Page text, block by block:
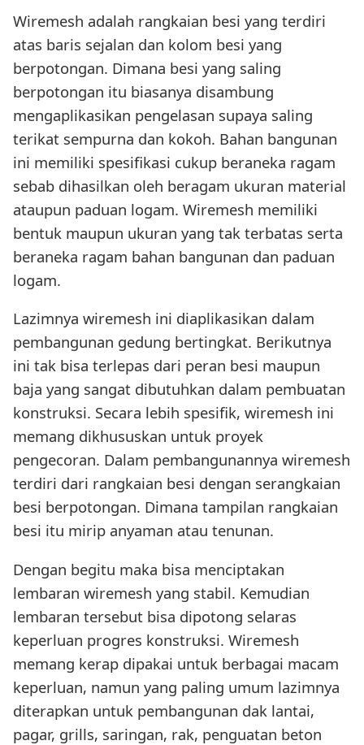
Wiremesh adalah rangkaian besi yang terdiri
atas baris sejalan dan kolom besi yang
berpotongan. Dimana besi yang saling
berpotongan itu biasanya disambung
mengaplikasikan pengelasan supaya saling
terikat sempurna dan kokoh. Bahan bangunan
ini memiliki spesifikasi cukup beraneka ragam
sebab dihasilkan oleh beragam ukuran material
ataupun paduan logam. Wiremesh memiliki
bentuk maupun ukuran yang tak terbatas serta
beraneka ragam bahan bangunan dan paduan
logam.
Lazimnya wiremesh ini diaplikasikan dalam
pembangunan gedung bertingkat. Berikutnya
ini tak bisa terlepas dari peran besi maupun
baja yang sangat dibutuhkan dalam pembuatan
konstruksi. Secara lebih spesifik, wiremesh ini
memang dikhususkan untuk proyek
pengecoran. Dalam pembangunannya wiremesh
terdiri dari rangkaian besi dengan serangkaian
besi berpotongan. Dimana tampilan rangkaian
besi itu mirip anyaman atau tenunan.
Dengan begitu maka bisa menciptakan
lembaran wiremesh yang stabil. Kemudian
lembaran tersebut bisa dipotong selaras
keperluan progres konstruksi. Wiremesh
memang kerap dipakai untuk berbagai macam
keperluan, namun yang paling umum lazimnya
diterapkan untuk pembangunan dak lantai,
pagar, grills, saringan, rak, penguatan beton